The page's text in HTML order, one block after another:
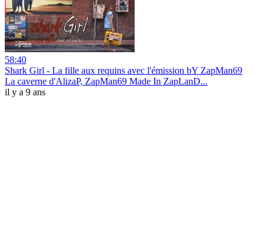
58:40
Shark Girl - La fille aux requins avec l'émission bY ZapMan69
La caverne d'AlizaP, ZapMan69 Made In ZapLanD...
il y a 9 ans